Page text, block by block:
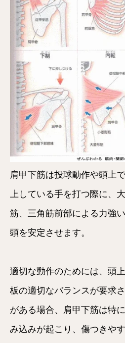
肩甲下筋は投球動作や頭上
上している手を打つ際に、
筋、三角筋前部による力強
頭を安定させます。
適切な動作のためには、頭
板の適切なバランスが要求
がある場合、肩甲下筋は特
み込みが起こり、傷つきやす